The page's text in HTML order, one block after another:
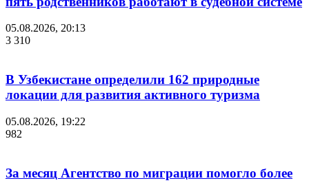
05.08.2026, 20:13
3 310
В Узбекистане определили 162 природные
локации для развития активного туризма
05.08.2026, 19:22
982
За месяц Агентство по миграции помогло более